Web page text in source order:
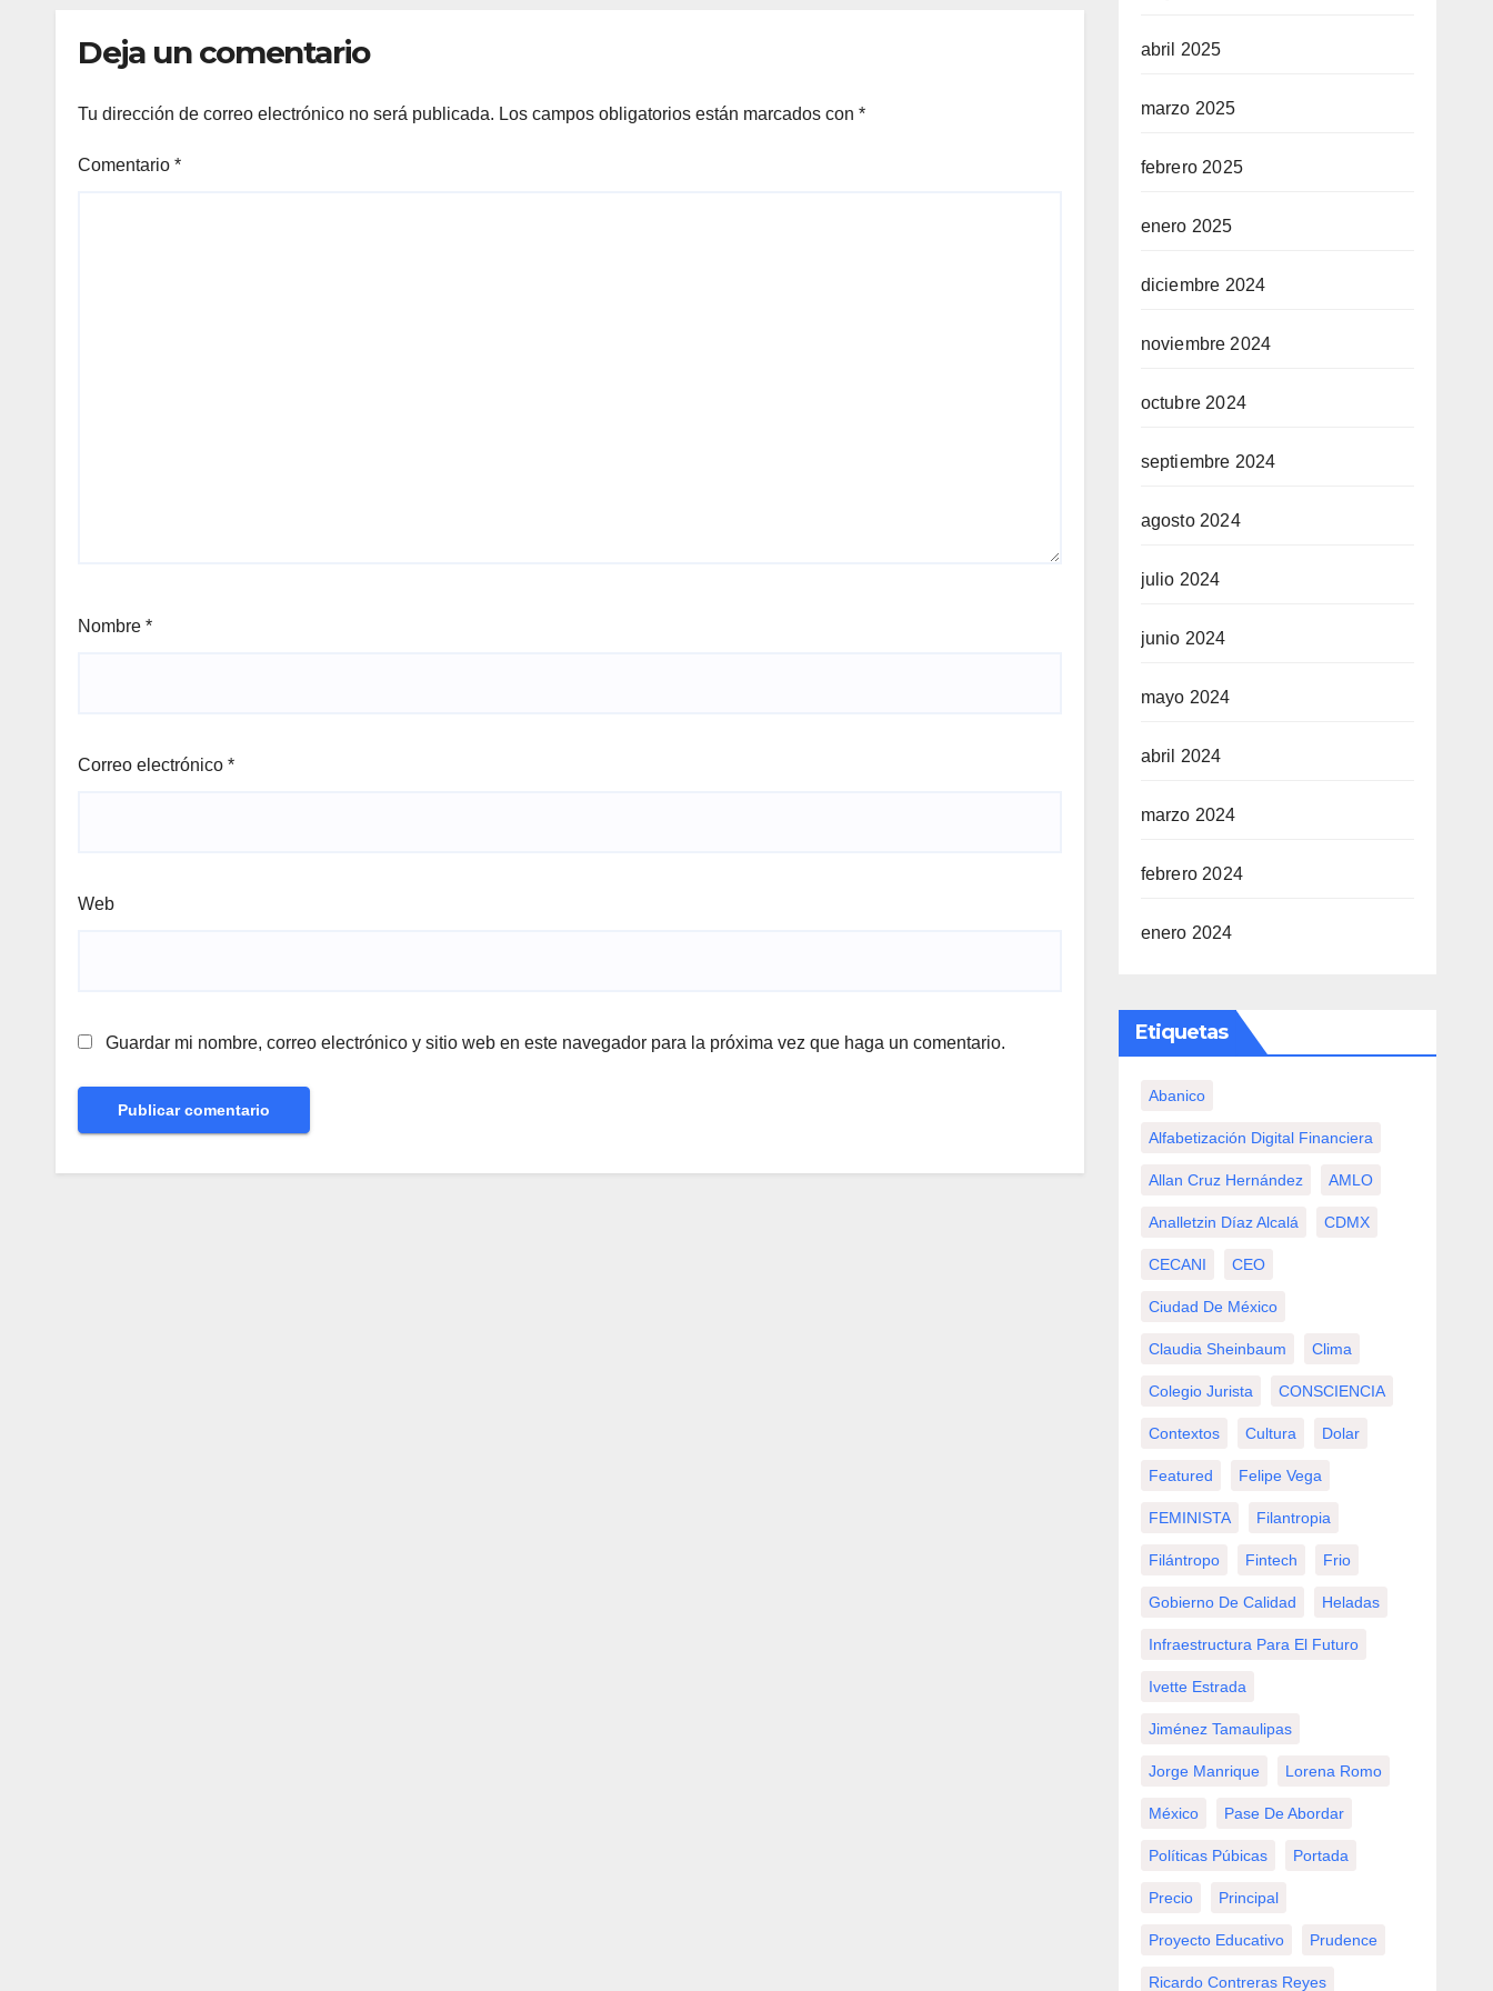
Deja un comentario
Tu dirección de correo electrónico no será publicada. Los campos obligatorios están marcados con *
Comentario *
Nombre *
Correo electrónico *
Web
Guardar mi nombre, correo electrónico y sitio web en este navegador para la próxima vez que haga un comentario.
abril 2025
marzo 2025
febrero 2025
enero 2025
diciembre 2024
noviembre 2024
octubre 2024
septiembre 2024
agosto 2024
julio 2024
junio 2024
mayo 2024
abril 2024
marzo 2024
febrero 2024
enero 2024
Etiquetas
Abanico
Alfabetización Digital Financiera
Allan Cruz Hernández AMLO
Analletzin Díaz Alcalá CDMX
CECANI CEO
Ciudad De México
Claudia Sheinbaum Clima
Colegio Jurista CONSCIENCIA
Contextos Cultura Dolar
Featured Felipe Vega
FEMINISTA Filantropia
Filántropo Fintech Frio
Gobierno De Calidad Heladas
Infraestructura Para El Futuro
Ivette Estrada
Jiménez Tamaulipas
Jorge Manrique Lorena Romo
México Pase De Abordar
Políticas Púbicas Portada
Precio Principal
Proyecto Educativo Prudence
Ricardo Contreras Reyes